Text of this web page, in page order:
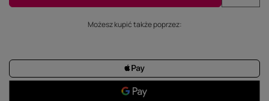
Możesz kupić także poprzez: